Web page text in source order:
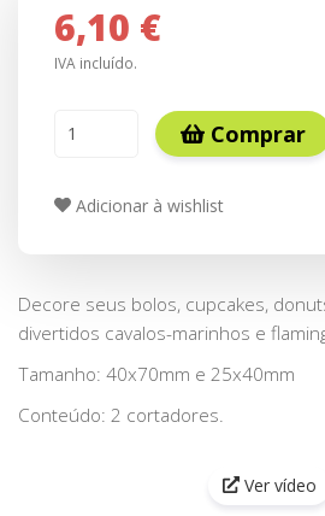
6,10 €
IVA incluído.
Comprar
Adicionar à wishlist
Decore seus bolos, cupcakes,
divertidos cavalos-marinhos e
Tamanho: 40x70mm e 25x40mm
Conteúdo: 2 cortadores.
Ver vídeo